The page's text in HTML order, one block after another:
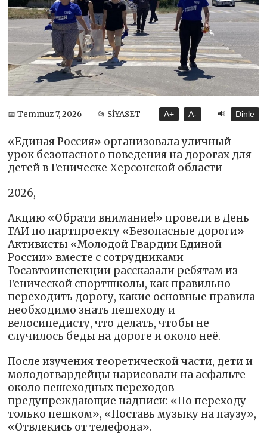
📅 Temmuz 7, 2026 📂 SİYASET A+ A- 🔊 Dinle
«Единая Россия» организовала уличный
урок безопасного поведения на дорогах для
детей в Геническе Херсонской области
2026,
Акцию «Обрати внимание!» провели в День
ГАИ по партпроекту «Безопасные дороги»
Активисты «Молодой Гвардии Единой
России» вместе с сотрудниками
Госавтоинспекции рассказали ребятам из
Генической спортшколы, как правильно
переходить дорогу, какие основные правила
необходимо знать пешеходу и
велосипедисту, что делать, чтобы не
случилось беды на дороге и около неё.
После изучения теоретической части, дети и
молодогвардейцы нарисовали на асфальте
около пешеходных переходов
предупреждающие надписи: «По переходу
только пешком», «Поставь музыку на паузу»,
«Отвлекись от телефона».